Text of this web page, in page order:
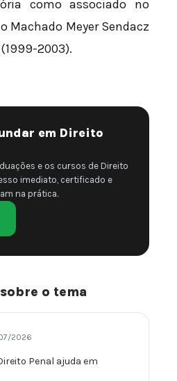
como associado no
Machado Meyer Sendacz
2003).
em Direito
e os cursos de Direito
imediato, certificado e
na prática.
o tema
2026
Penal ajuda em